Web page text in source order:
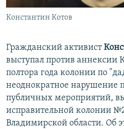
УКРАИНСКАЯ ПРОБЛЕМА КРЫМА
Константин Котов
Гражданский активист
выступал против
полтора года колонии по
неоднократное нарушение
публичных мероприятий,
исправительной колонии
Владимирской области. Об